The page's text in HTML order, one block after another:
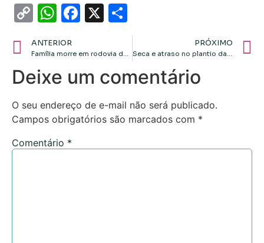
CopyWhatsApp
Facebook
X
ANTERIOR PRÓXIMO
Deixe um comentário
O seu endereço de e-mail não será publicado.
Campos obrigatórios são marcados com *
Comentário *